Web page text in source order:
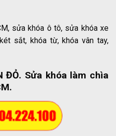
sửa khóa ô tô, sửa khóa xe
sắt, khóa từ, khóa vân tay,
ĐỎ. Sửa khóa làm chìa